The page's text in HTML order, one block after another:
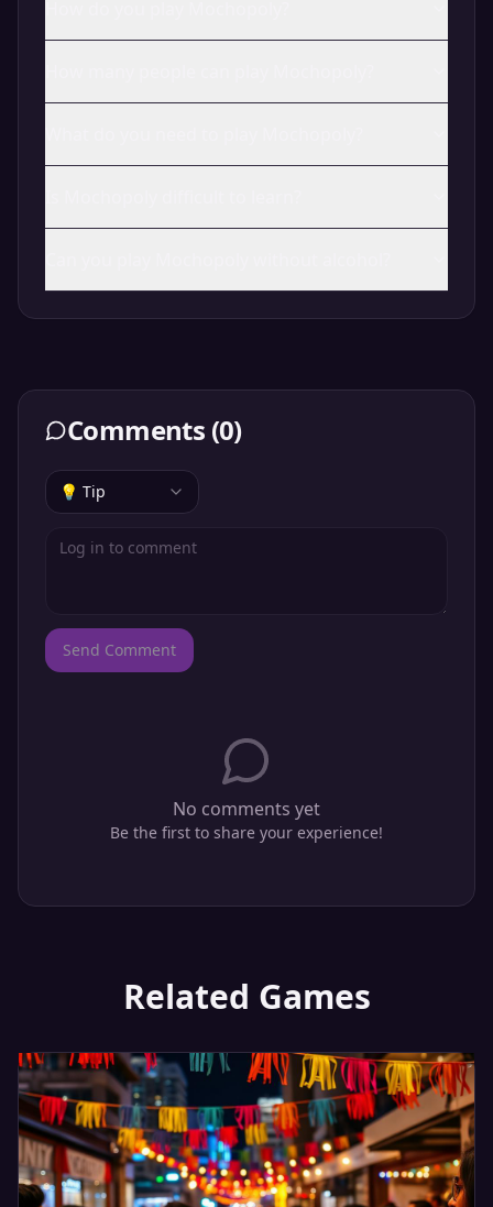
Comments (0)
💡 Tip
Send Comment
No comments yet
Be the first to share your experience!
Related Games